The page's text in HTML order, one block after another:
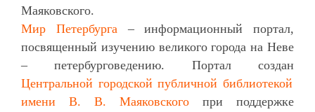
Маяковского.
Мир Петербурга– информационный портал,
посвященный изучению великого города на Неве
– петербурговедению. Портал создан
Центральной городской публичной библиотекой
имени В. В. Маяковского при поддержке